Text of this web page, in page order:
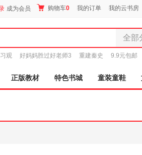
成为会员 购物车0 我的订单 我的云书房
全部
全部分
图书
电子书
观 好妈妈胜过好老师3 重建秦史 9.9元包邮
正版教材 特色书城 童装童鞋